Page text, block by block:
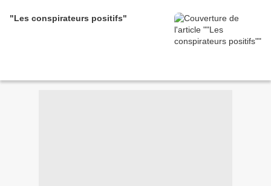
"Les conspirateurs positifs"